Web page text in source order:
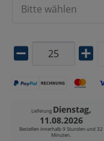
Lieferung Dienstag,
11.08.2026
Bestellen innerhalb9 Stunden und 32
Minuten.
Bitte wählen